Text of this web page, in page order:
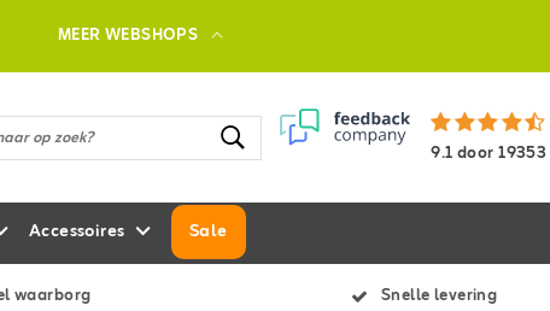
MEER WEBSHOPS
9.1door19353
Accessoires Sale
waarborg Snelle levering